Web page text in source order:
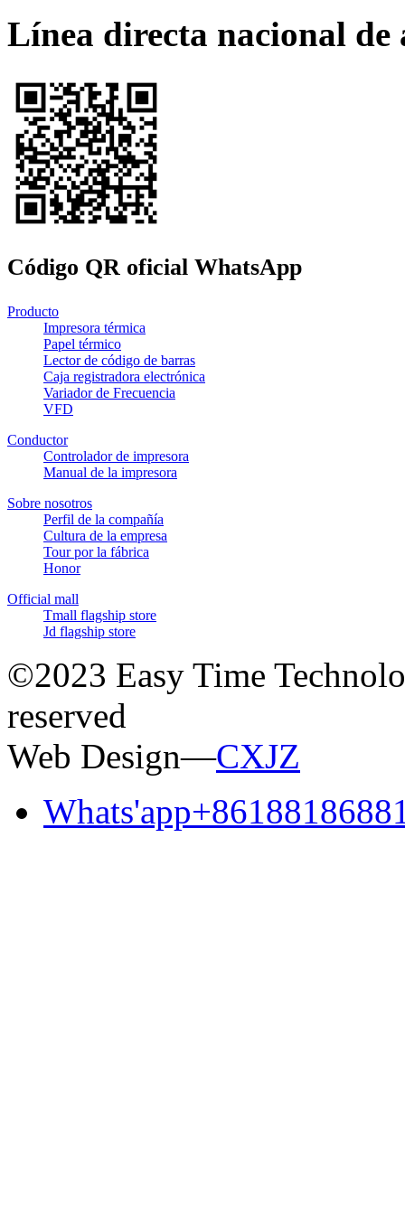
Línea directa nacional de
Código QR oficial WhatsApp
Producto
Impresora térmica
Papel térmico
Lector de código de barras
Caja registradora electrónica
Variador de Frecuencia
VFD
Conductor
Controlador de impresora
Manual de la impresora
Sobre nosotros
Perfil de la compañía
Cultura de la empresa
Tour por la fábrica
Honor
Official mall
Tmall flagship store
Jd flagship store
©2023 Easy Time
reserved
Web Design—CXJZ
Whats'app